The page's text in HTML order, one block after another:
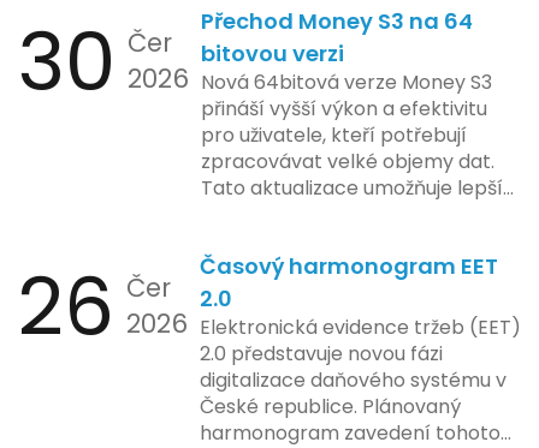
bezpečnost a ochranu spotřebitelů,
regulační orgány různých zemí jsou
na pozoru a sledují vývoj celého
případu velmi bedlivě. Vedení
společnosti zatím neposkytlo
podrobnější informace o
konkrétních záměrech či časové
ose zavedení této technologie.
kontrolovaném prostředí. Uživatelé
mají možnost předem se seznámit s
aktualizacemi, a tím lépe připravit
své systémy na oficiální zavedení
nového systému.
30 Čer
2026
Přechod Money S3 na 64
bitovou verzi
Nová 64bitová verze Money S3
přináší vyšší výkon a efektivitu
pro uživatele, kteří potřebují
zpracovávat velké objemy dat.
Tato aktualizace umožňuje lepší
podniky s náročnými účetními
procesy.
26 Čer
2026
Časový harmonogram EET
2.0
Elektronická evidence tržeb (EET)
2.0 představuje novou fázi
digitalizace daňového systému v
České republice. Plánovaný
harmonogram zavedení tohoto